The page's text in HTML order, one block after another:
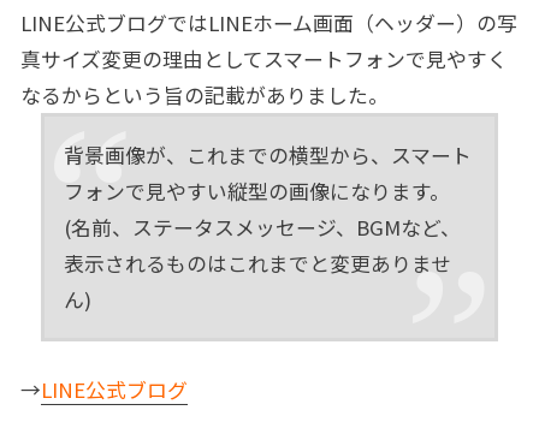
LINE公式ブログではLINEホーム画面（ヘッダー）の写
真サイズ変更の理由としてスマートフォンで見やすく
なるからという旨の記載がありました。
背景画像が、これまでの横型から、スマート
フォンで見やすい縦型の画像になります。
(名前、ステータスメッセージ、BGMなど、
表示されるものはこれまでと変更ありませ
ん)
→LINE公式ブログ